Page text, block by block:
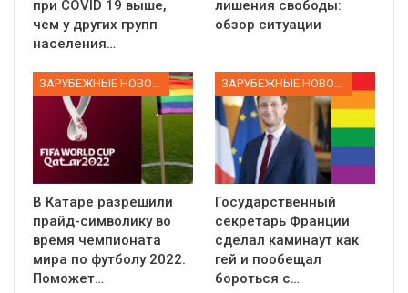
при COVID 19 выше,
чем у других групп
населения…
лишения свободы:
обзор ситуации
В Катаре разрешили
прайд-символику во
время чемпионата
мира по футболу 2022.
Поможет…
Государственный
секретарь Франции
сделал каминаут как
гей и пообещал
бороться с…